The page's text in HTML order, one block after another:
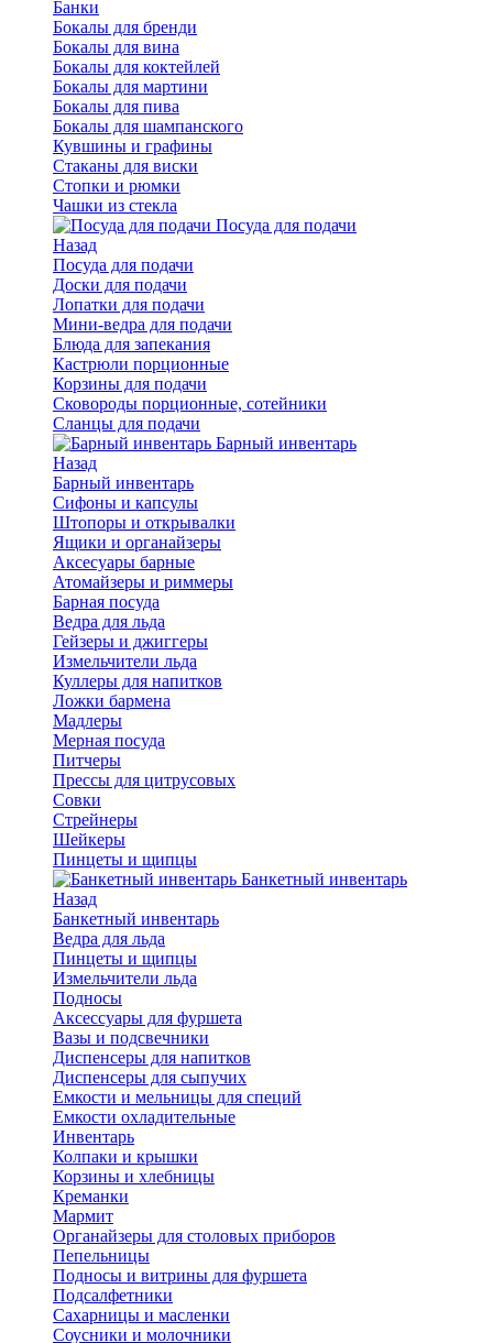
Банки
Бокалы для бренди
Бокалы для вина
Бокалы для коктейлей
Бокалы для мартини
Бокалы для пива
Бокалы для шампанского
Кувшины и графины
Стаканы для виски
Стопки и рюмки
Чашки из стекла
Посуда для подачи
Назад
Посуда для подачи
Доски для подачи
Лопатки для подачи
Мини-ведра для подачи
Блюда для запекания
Кастрюли порционные
Корзины для подачи
Сковороды порционные, сотейники
Сланцы для подачи
Барный инвентарь
Назад
Барный инвентарь
Сифоны и капсулы
Штопоры и открывалки
Ящики и органайзеры
Аксесуары барные
Атомайзеры и риммеры
Барная посуда
Ведра для льда
Гейзеры и джиггеры
Измельчители льда
Куллеры для напитков
Ложки бармена
Мадлеры
Мерная посуда
Питчеры
Прессы для цитрусовых
Совки
Стрейнеры
Шейкеры
Пинцеты и щипцы
Банкетный инвентарь
Назад
Банкетный инвентарь
Ведра для льда
Пинцеты и щипцы
Измельчители льда
Подносы
Аксессуары для фуршета
Вазы и подсвечники
Диспенсеры для напитков
Диспенсеры для сыпучих
Емкости и мельницы для специй
Емкости охладительные
Инвентарь
Колпаки и крышки
Корзины и хлебницы
Креманки
Мармит
Органайзеры для столовых приборов
Пепельницы
Подносы и витрины для фуршета
Подсалфетники
Сахарницы и масленки
Соусники и молочники